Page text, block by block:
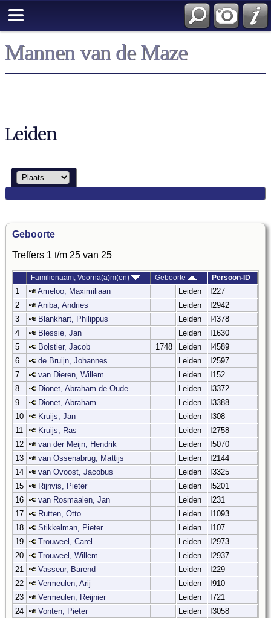
Mannen van de Maze
Leiden
Geboorte
Treffers 1 t/m 25 van 25
Familienaam, Voorna(a)m(en) Geboorte Persoon-ID
1 Ameloo, Maximiliaan Leiden
I227
2
Aniba, Andries Leiden
I2942
3
Blankhart, Philippus Leiden
I4378
4
Blessie, Jan Leiden
I1630
5
Bolstier, Jacob 1748 Leiden
I4589
6
de Bruijn, Johannes Leiden
I2597
7
van Dieren, Willem Leiden
I152
8
Dionet, Abraham de Oude Leiden
I3372
9
Dionet, Abraham Leiden
I3388
10
Kruijs, Jan Leiden
I308
11
Kruijs, Ras Leiden
I2758
12
van der Meijn, Hendrik Leiden
I5070
13
van Ossenabrug, Mattijs Leiden
I2144
14
van Ovoost, Jacobus Leiden
I3325
15
Rijnvis, Pieter Leiden
I5201
16
van Rosmaalen, Jan Leiden
I231
17
Rutten, Otto Leiden
I1093
18
Stikkelman, Pieter Leiden
I107
19
Trouweel, Carel Leiden
I2973
20
Trouweel, Willem Leiden
I2937
21
Vasseur, Barend Leiden
I229
22
Vermeulen, Arij Leiden
I910
23
Vermeulen, Reijnier Leiden
I721
24
Vonten, Pieter Leiden
I3058